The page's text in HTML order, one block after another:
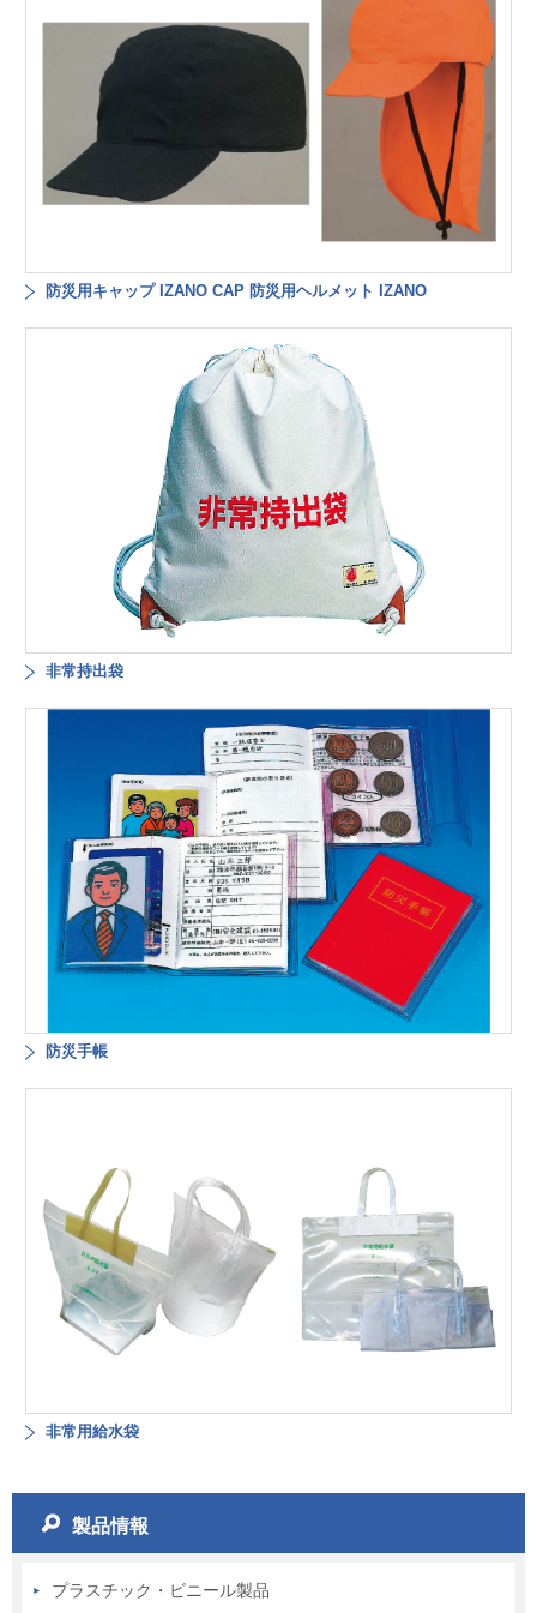
防災用キャップ IZANO CAP 防災用ヘルメット IZANO
非常持出袋
防災手帳
非常用給水袋
製品情報
プラスチック・ビニール製品